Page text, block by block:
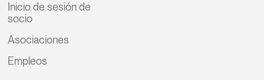
Inicio de sesión de
socio
Asociaciones
Empleos